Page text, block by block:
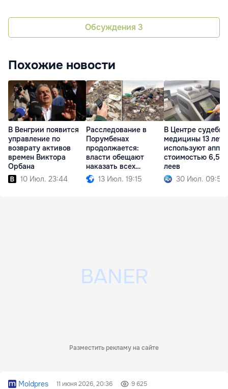
Обсуждения 3
Похожие новости
В Венгрии появится
управление по
возврату активов
времен Виктора
Орбана
10 Июл. 23:44
Расследование в
Порумбенах
продолжается:
власти обещают
наказать всех
причастных
13 Июл. 19:15
В Центре
медицины 13 лет
используют
стоимостью 6,5
леев
30 Июл. 09:56
Разместить рекламу на сайте
Moldpres 11 июня 2026, 20:36 9 625